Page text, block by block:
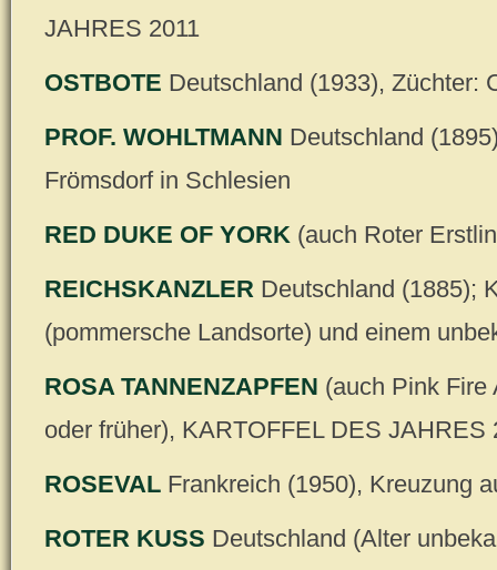
JAHRES 2011
OSTBOTE Deutschland (1933), Züchter:
PROF. WOHLTMANN Deutschland
Frömsdorf in Schlesien
RED DUKE OF YORK (auch Roter
REICHSKANZLER Deutschland (1885);
(pommersche Landsorte) und einem
ROSA TANNENZAPFEN (auch Pink Fire
oder früher), KARTOFFEL DES JAHRES
ROSEVAL Frankreich (1950), Kreuzung
ROTER KUSS Deutschland (Alter